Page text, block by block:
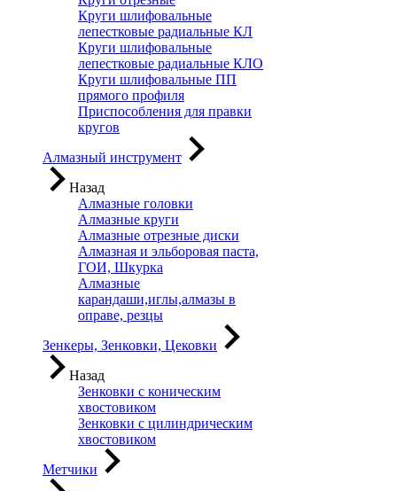
Круги шлифовальные
лепестковые радиальные КЛ
Круги шлифовальные
лепестковые радиальные КЛО
Круги шлифовальные ПП
прямого профиля
Приспособления для правки
кругов
Алмазный инструмент
Назад
Алмазные головки
Алмазные круги
Алмазные отрезные диски
Алмазная и эльборовая паста,
ГОИ, Шкурка
Алмазные
карандаши,иглы,алмазы в
оправе, резцы
Зенкеры, Зенковки, Цековки
Назад
Зенковки с коническим
хвостовиком
Зенковки с цилиндрическим
хвостовиком
Метчики